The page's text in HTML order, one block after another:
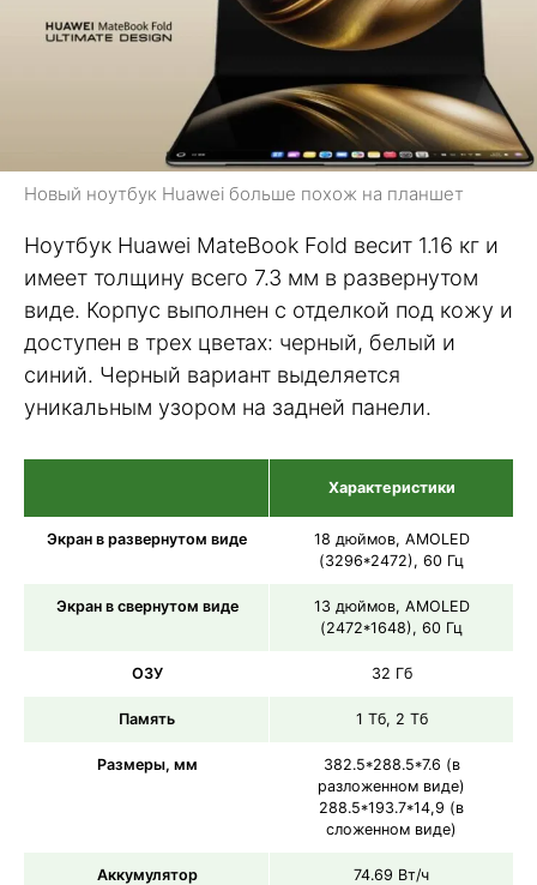
Новый ноутбук Huawei больше похож на планшет
Ноутбук Huawei MateBook Fold весит 1.16 кг и
имеет толщину всего 7.3 мм в развернутом
виде. Корпус выполнен с отделкой под кожу и
доступен в трех цветах: черный, белый и
синий. Черный вариант выделяется
уникальным узором на задней панели.
Характеристики
Экран в развернутом виде
18 дюймов, AMOLED
(3296*2472), 60 Гц
Экран в свернутом виде
13 дюймов, AMOLED
(2472*1648), 60 Гц
ОЗУ 32 Гб
Память 1 Тб, 2 Тб
Размеры, мм
382.5*288.5*7.6 (в
разложенном виде)
288.5*193.7*14,9 (в
сложенном виде)
Аккумулятор 74.69 Вт/ч